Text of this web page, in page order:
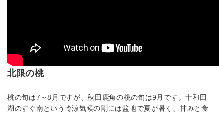
北限の桃
桃の旬は7～8月ですが、秋田鹿角の桃の旬は9月です。十和田
湖のすぐ南という冷涼気候の割には盆地で夏が暑く、甘みと食